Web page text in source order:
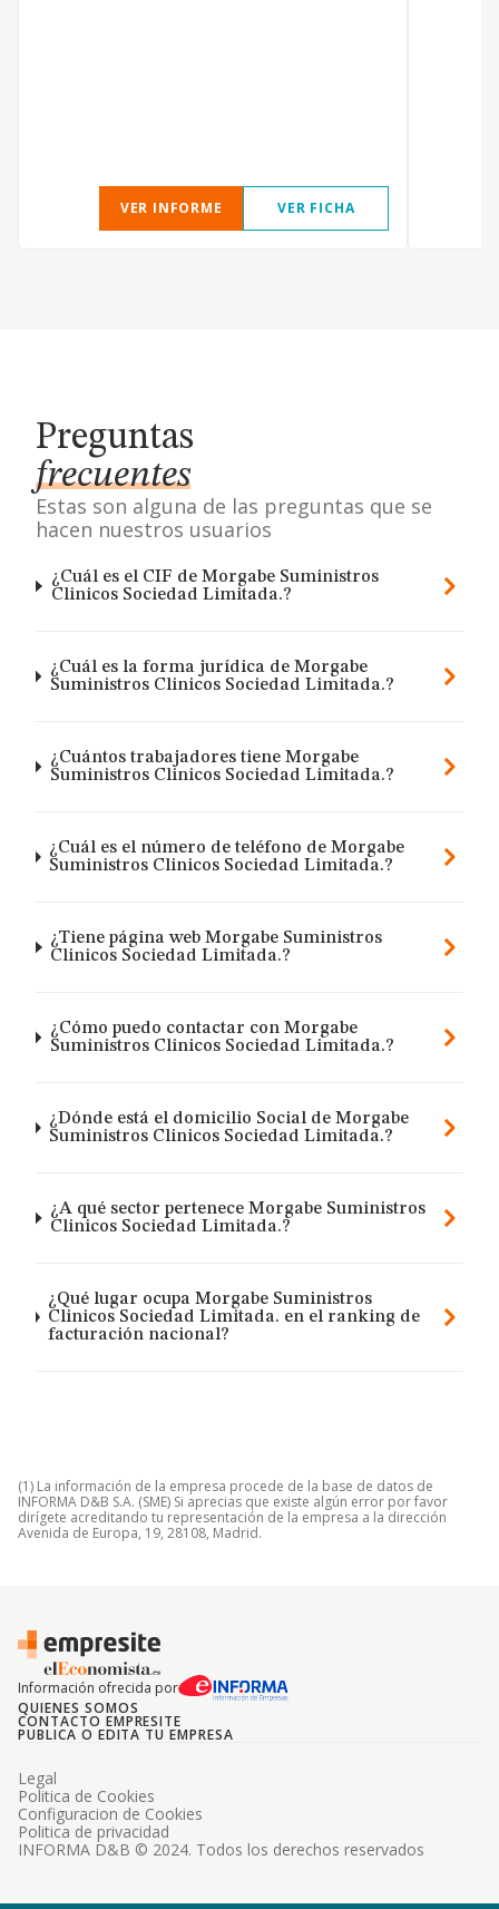
VER INFORME VER FICHA
Preguntas
frecuentes
Estas son alguna de las preguntas que se
hacen nuestros usuarios
¿Cuál es el CIF de Morgabe Suministros
Clinicos Sociedad Limitada.?
¿Cuál es la forma jurídica de Morgabe
Suministros Clinicos Sociedad Limitada.?
¿Cuántos trabajadores tiene Morgabe
Suministros Clinicos Sociedad Limitada.?
¿Cuál es el número de teléfono de Morgabe
Suministros Clinicos Sociedad Limitada.?
¿Tiene página web Morgabe Suministros
Clinicos Sociedad Limitada.?
¿Cómo puedo contactar con Morgabe
Suministros Clinicos Sociedad Limitada.?
¿Dónde está el domicilio Social de Morgabe
Suministros Clinicos Sociedad Limitada.?
¿A qué sector pertenece Morgabe Suministros
Clinicos Sociedad Limitada.?
¿Qué lugar ocupa Morgabe Suministros
Clinicos Sociedad Limitada. en el ranking de
facturación nacional?
(1) La información de la empresa procede de la base de datos de
INFORMA D&B S.A. (SME) Si aprecias que existe algún error por favor
dirígete acreditando tu representación de la empresa a la dirección
Avenida de Europa, 19, 28108, Madrid.
Información ofrecida por
QUIENES SOMOS
CONTACTO EMPRESITE
PUBLICA O EDITA TU EMPRESA
INFORMA D&B © 2024. Todos los derechos reservados
Legal
Politica de Cookies
Configuracion de Cookies
Politica de privacidad